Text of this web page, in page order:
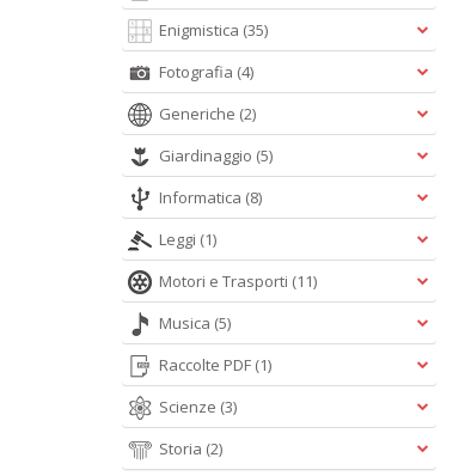
Enigmistica (35)
Fotografia (4)
Generiche (2)
Giardinaggio (5)
Informatica (8)
Leggi (1)
Motori e Trasporti (11)
Musica (5)
Raccolte PDF (1)
Scienze (3)
Storia (2)